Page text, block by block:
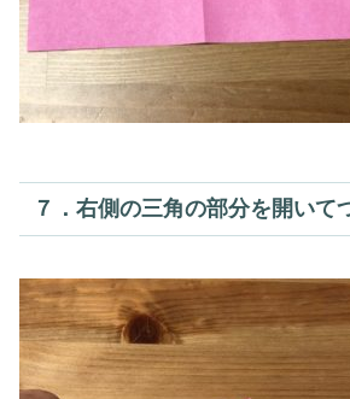
７．右側の三角の部分を開いて